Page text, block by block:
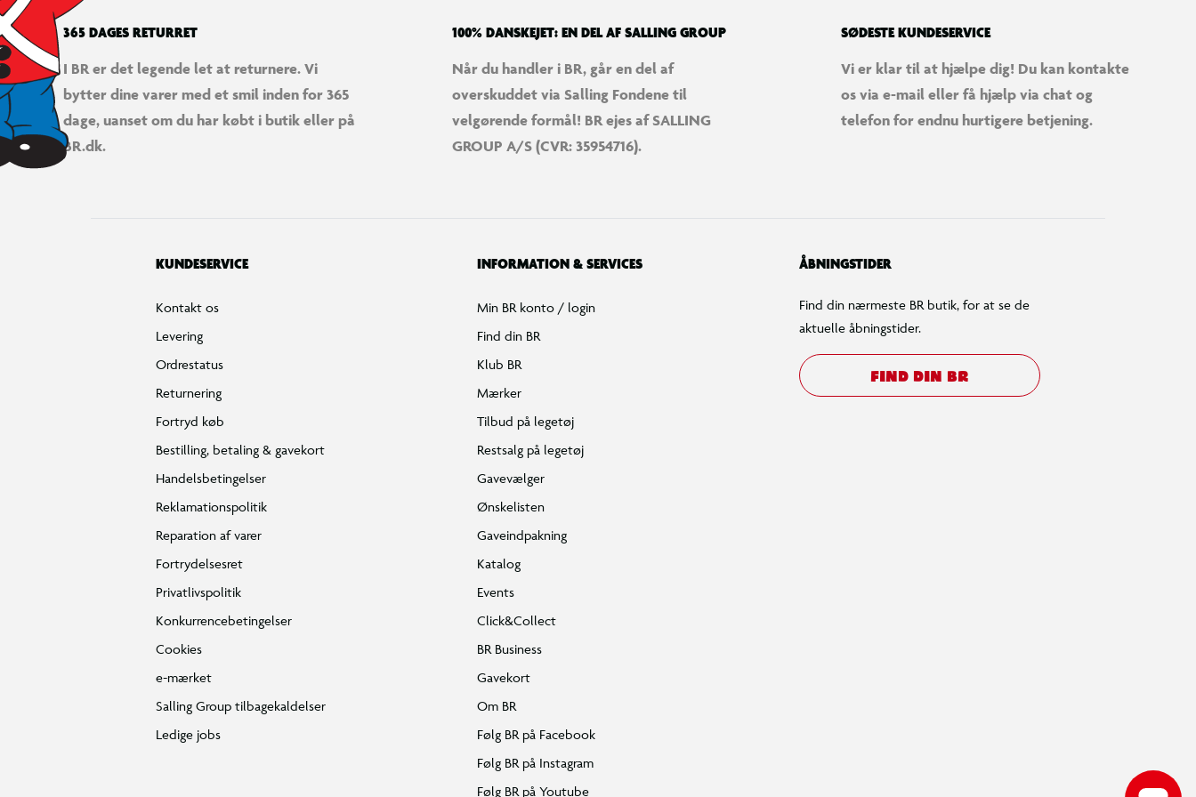
365 DAGES RETURRET
I BR er det legende let at returnere. Vi
bytter dine varer med et smil inden for 365
dage, uanset om du har købt i butik eller på
BR.dk.
100% DANSKEJET: EN DEL AF SALLING GROUP
Når du handler i BR, går en del af
overskuddet via Salling Fondene til
velgørende formål! BR ejes af SALLING
GROUP A/S (CVR: 35954716).
SØDESTE KUNDESERVICE
Vi er klar til at hjælpe dig! Du kan kontakte
os via e-mail eller få hjælp via chat og
telefon for endnu hurtigere betjening.
KUNDESERVICE
Kontakt os
Levering
Ordrestatus
Returnering
Fortryd køb
Bestilling, betaling & gavekort
Handelsbetingelser
Reklamationspolitik
Reparation af varer
Fortrydelsesret
Privatlivspolitik
Konkurrencebetingelser
Cookies
e-mærket
Salling Group tilbagekaldelser
Ledige jobs
INFORMATION & SERVICES
Min BR konto / login
Find din BR
Klub BR
Mærker
Tilbud på legetøj
Restsalg på legetøj
Gavevælger
Ønskelisten
Gaveindpakning
Katalog
Events
Click&Collect
BR Business
Gavekort
Om BR
Følg BR på Facebook
Følg BR på Instagram
Følg BR på Youtube
ÅBNINGSTIDER
Find din nærmeste BR butik, for at se de
aktuelle åbningstider.
FIND DIN BR